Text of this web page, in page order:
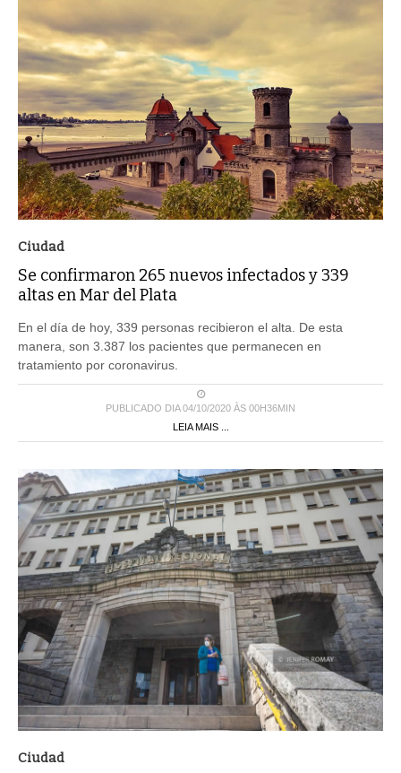
Ciudad
Se confirmaron 265 nuevos infectados y 339
altas en Mar del Plata
En el día de hoy, 339 personas recibieron el alta. De esta
manera, son 3.387 los pacientes que permanecen en
tratamiento por coronavirus.
PUBLICADO DIA 04/10/2020 ÀS 00H36MIN
LEIA MAIS ...
Ciudad